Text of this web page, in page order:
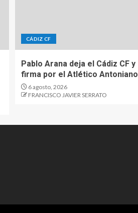
CÁDIZ CF
Pablo Arana deja el Cádiz CF y
firma por el Atlético Antoniano
6 agosto, 2026
FRANCISCO JAVIER SERRATO